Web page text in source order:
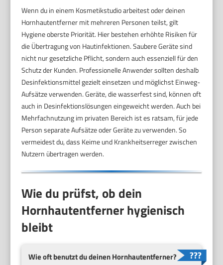
Wenn du in einem Kosmetikstudio arbeitest oder deinen
Hornhautentferner mit mehreren Personen teilst, gilt
Hygiene oberste Priorität. Hier bestehen erhöhte Risiken für
die Übertragung von Hautinfektionen. Saubere Geräte sind
nicht nur gesetzliche Pflicht, sondern auch essenziell für den
Schutz der Kunden. Professionelle Anwender sollten deshalb
Desinfektionsmittel gezielt einsetzen und möglichst Einweg-
Aufsätze verwenden. Geräte, die wasserfest sind, können oft
auch in Desinfektionslösungen eingeweicht werden. Auch bei
Mehrfachnutzung im privaten Bereich ist es ratsam, für jede
Person separate Aufsätze oder Geräte zu verwenden. So
vermeidest du, dass Keime und Krankheitserreger zwischen
Nutzern übertragen werden.
Wie du prüfst, ob dein
Hornhautentferner hygienisch
bleibt
Wie oft benutzt du deinen Hornhautentferner?